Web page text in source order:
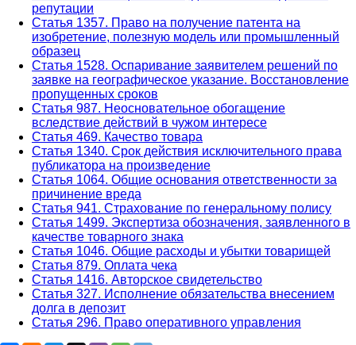
репутации
Статья 1357. Право на получение патента на
изобретение, полезную модель или промышленный
образец
Статья 1528. Оспаривание заявителем решений по
заявке на географическое указание. Восстановление
пропущенных сроков
Статья 987. Неосновательное обогащение
вследствие действий в чужом интересе
Статья 469. Качество товара
Статья 1340. Срок действия исключительного права
публикатора на произведение
Статья 1064. Общие основания ответственности за
причинение вреда
Статья 941. Страхование по генеральному полису
Статья 1499. Экспертиза обозначения, заявленного в
качестве товарного знака
Статья 1046. Общие расходы и убытки товарищей
Статья 879. Оплата чека
Статья 1416. Авторское свидетельство
Статья 327. Исполнение обязательства внесением
долга в депозит
Статья 296. Право оперативного управления